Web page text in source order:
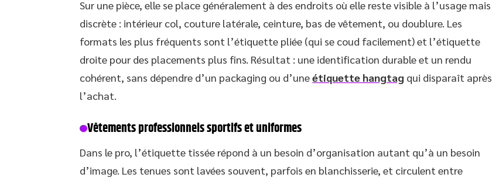
Sur une pièce, elle se place généralement à des endroits où elle reste visible à l’usage mais
discrète : intérieur col, couture latérale, ceinture, bas de vêtement, ou doublure. Les
formats les plus fréquents sont l’étiquette pliée (qui se coud facilement) et l’étiquette
droite pour des placements plus fins. Résultat : une identification durable et un rendu
cohérent, sans dépendre d’un packaging ou d’uneétiquette hangtag qui disparaît après
l’achat.
Vêtements professionnels sportifs et uniformes
Dans le pro, l’étiquette tissée répond à un besoin d’organisation autant qu’à un besoin
d’image. Les tenues sont lavées souvent, parfois en blanchisserie, et circulent entre